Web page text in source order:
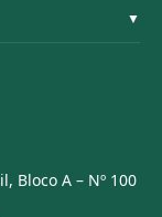
▼
Bloco A – Nº 100